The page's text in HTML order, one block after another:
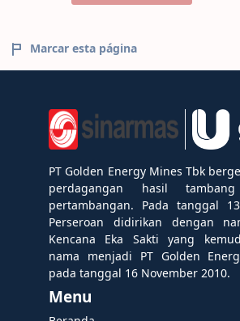
Marcar esta página
PT Golden Energy Mines Tbk
perdagangan hasil
pertambangan. Pada tanggal
Perseroan didirikan dengan
Kencana Eka Sakti yang
nama menjadi PT Golden
pada tanggal 16 November 2010.
Menu